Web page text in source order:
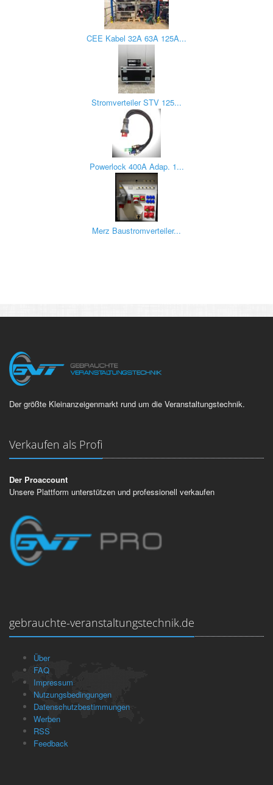
CEE Kabel 32A 63A 125A...
Stromverteiler STV 125...
Powerlock 400A Adap. 1...
Merz Baustromverteiler...
Der größte Kleinanzeigenmarkt rund um die Veranstaltungstechnik.
Verkaufen als Profi
Der Proaccount
Unsere Plattform unterstützen und professionell verkaufen
gebrauchte-veranstaltungstechnik.de
Über
FAQ
Impressum
Nutzungsbedingungen
Datenschutzbestimmungen
Werben
RSS
Feedback